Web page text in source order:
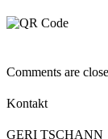
Comments are
Kontakt
GERI TSCHANN